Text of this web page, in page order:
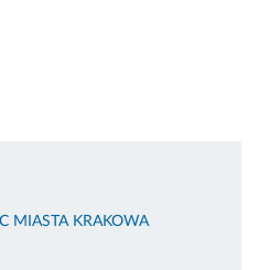
MIASTA KRAKOWA